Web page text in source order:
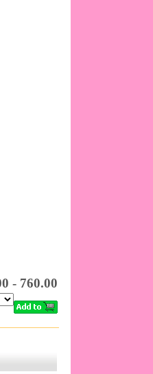
- 760.00